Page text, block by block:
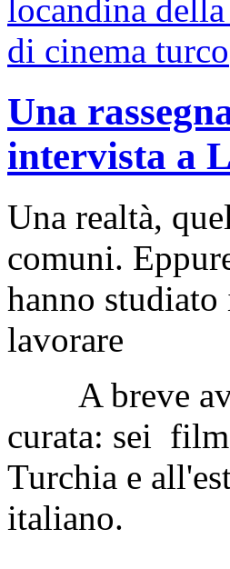
Una
intervista a
Una realtà,
comuni.
hanno
lavorare
A breve
curata: sei
Turchia e
italiano.